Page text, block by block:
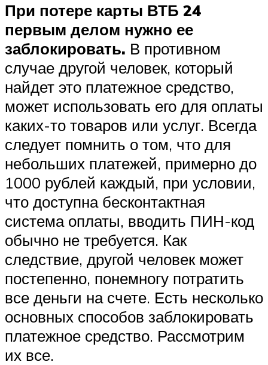
При потере карты ВТБ 24
первым делом нужно ее
заблокировать. В противном
случае другой человек, который
найдет это платежное средство,
может использовать его для оплаты
каких-то товаров или услуг. Всегда
следует помнить о том, что для
небольших платежей, примерно до
1000 рублей каждый, при условии,
что доступна бесконтактная
система оплаты, вводить ПИН-код
обычно не требуется. Как
следствие, другой человек может
постепенно, понемногу потратить
все деньги на счете. Есть несколько
основных способов заблокировать
платежное средство. Рассмотрим
их все.